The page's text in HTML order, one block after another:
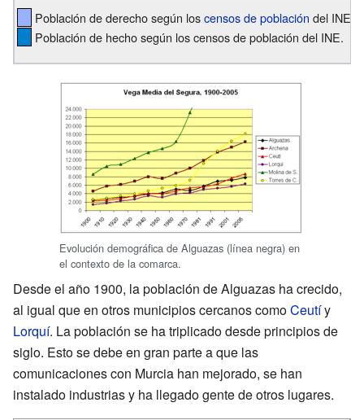
Población de derecho según loscensos de población del INE.
Población de hecho según los censos de población del INE.
Evolución demográfica de Alguazas (línea negra) en
el contexto de la comarca.
Desde el año 1900, la población de Alguazas ha crecido,
al igual que en otros municipios cercanos comoCeutíy
Lorquí. La población se ha triplicado desde principios de
siglo. Esto se debe en gran parte a que las
comunicaciones con Murcia han mejorado, se han
instalado industrias y ha llegado gente de otros lugares.